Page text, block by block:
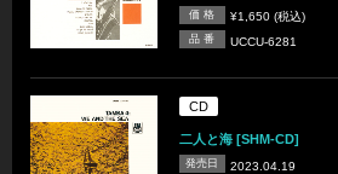
価 格 ¥1,650 (税込)
品 番 UCCU-6281
CD
二人と海 [SHM-CD]
発売日 2023.04.19